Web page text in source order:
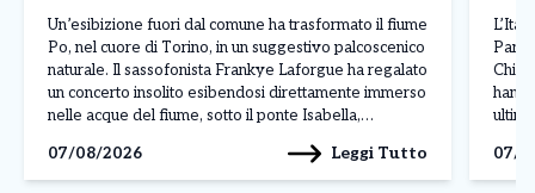
Un’esibizione fuori dal comune ha trasformato il fiume
Po, nel cuore di Torino, in un suggestivo palcoscenico
naturale. Il sassofonista Frankye Laforgue ha regalato
un concerto insolito esibendosi direttamente immerso
nelle acque del fiume, sotto il ponte Isabella,
musica e natura. Una performance unica A
documentare la […]
07/08/2026 Leggi Tutto 07/